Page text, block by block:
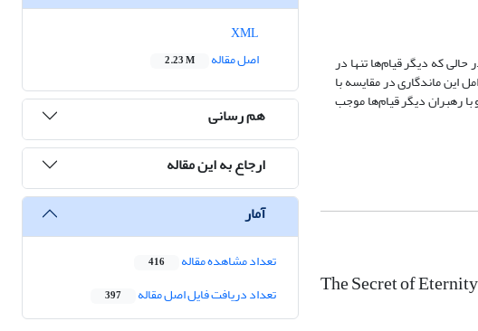
که دیگر قیام‌ها تنها در
این ماندگاری در مقایسه با
رهبران دیگر قیام‌ها موجب
The Secret of
اصل مقاله
2.23 M
هم رسانی
ارجاع به این مقاله
آمار
تعداد مشاهده مقاله 416
تعداد دریافت فایل اصل مقاله 397